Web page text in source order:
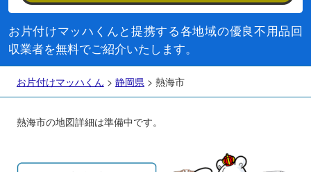
お片付けマッハくんと提携する各地域の優良不用品回
収業者を無料でご紹介いたします。
お片付けマッハくん > 静岡県 > 熱海市
熱海市の地図詳細は準備中です。